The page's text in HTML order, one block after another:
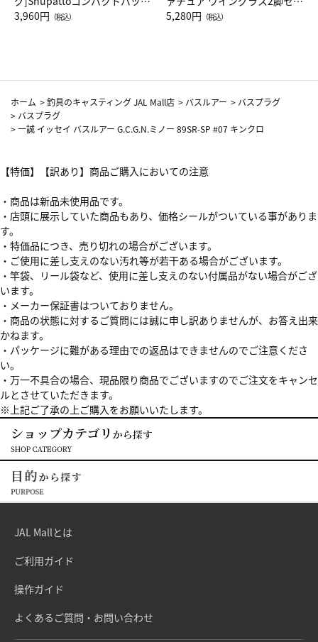
Drop JAL客室乗務員（LC）ス
3,960円 （税込）
ト（レッドワイン）
5,280円 （税込）
ホーム >釣具のキャスティング JAL Mall店 > バスルアー > バスプラグ
> バスプラグ
>一誠 イッセイ バスルアー G.C.G.N.ミノー 89SR-SP #07 キンクロ
【特価】【訳あり】商品ご購入においての注意
・商品は新品未使用品です。
・店頭に展示していた商品もあり、価格シールがついている事がありま
す。
・特価品につき、売り切れの場合がございます。
・ご使用に差し支えのない汚れ等が若干ある場合がございます。
・竿袋、リール袋など、使用に差し支えのない付属品がない場合がござ
います。
・メーカー保証書はついておりません。
・商品の状態に対するご質問には誠に申し訳ありませんが、お答え出来
かねます。
・パッケージに難がある理由での返品はできませんのでご注意くださ
い。
・万一不具合の場合、現品限り商品でございますのでご注文をキャンセ
ルとさせていただきます。
※上記ご了承の上ご購入をお願いいたします。
JAL Mallとは
ご利用ガイド
操作ガイド
よくあるご質問・お問い合わせ